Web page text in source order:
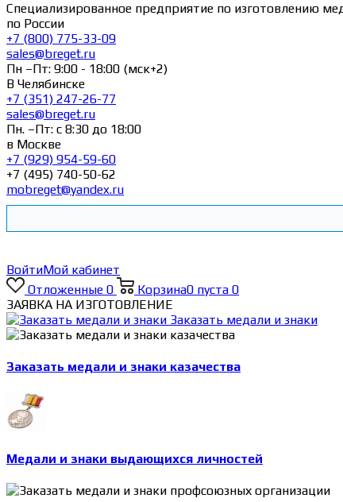
Специализированное предприятие по изготовлению
по России
+7 (800) 775-33-09
sales@breget.ru
Пн –Пт: 9:00 - 18:00 (мск+2)
В Челябинске
+7 (351) 247-26-77
sales@breget.ru
Пн. –Пт: с 8:30 до 18:00
в Москве
+7 (929) 954-59-60
+7 (495) 740-50-62
mobreget@yandex.ru
ВойтиМой кабинет
Отложенные 0 Корзина0 пуста 0
ЗАЯВКА НА ИЗГОТОВЛЕНИЕ
Заказать медали и знаки
Заказать медали и знаки казачества
Медали и знаки выдающихся личностей